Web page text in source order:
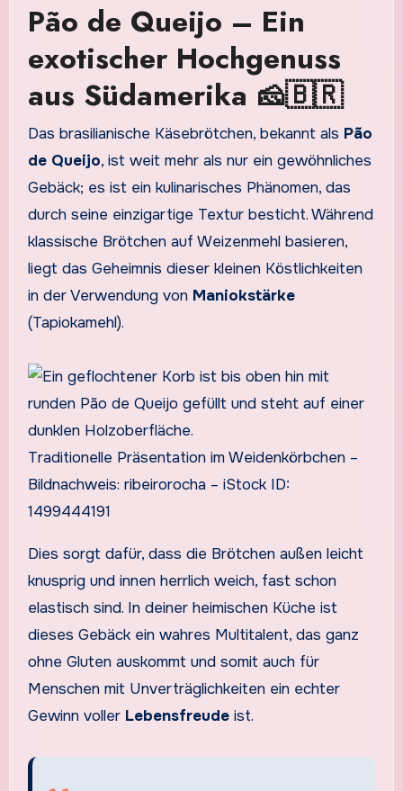
Pão de Queijo – Ein
exotischer Hochgenuss
aus Südamerika 🧀🇧🇷
Das brasilianische Käsebrötchen, bekannt als Pão
de Queijo, ist weit mehr als nur ein gewöhnliches
Gebäck; es ist ein kulinarisches Phänomen, das
durch seine einzigartige Textur besticht. Während
klassische Brötchen auf Weizenmehl basieren,
liegt das Geheimnis dieser kleinen Köstlichkeiten
in der Verwendung von Maniokstärke
(Tapiokamehl).
Traditionelle Präsentation im Weidenkörbchen –
Bildnachweis: ribeirorocha – iStock ID:
1499444191
Dies sorgt dafür, dass die Brötchen außen leicht
knusprig und innen herrlich weich, fast schon
elastisch sind. In deiner heimischen Küche ist
dieses Gebäck ein wahres Multitalent, das ganz
ohne Gluten auskommt und somit auch für
Menschen mit Unverträglichkeiten ein echter
Gewinn voller Lebensfreudeist.